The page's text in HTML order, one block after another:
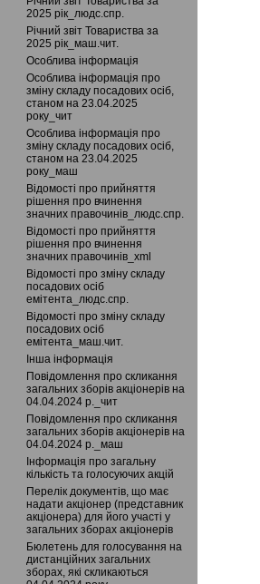
2025 рік_людс.спр.
Річний звіт Товариства за
2025 рік_маш.чит.
Особлива інформація
Особлива інформація про
зміну складу посадових осіб,
станом на 23.04.2025
року_чит
Особлива інформація про
зміну складу посадових осіб,
станом на 23.04.2025
року_маш
Відомості про прийняття
рішення про вчинення
значних правочинів_людс.спр.
Відомості про прийняття
рішення про вчинення
значних правочинів_xml
Відомості про зміну складу
посадових осіб
емітента_людс.спр.
Відомості про зміну складу
посадових осіб
емітента_маш.чит.
Інша інформація
Повідомлення про скликання
загальних зборів акціонерів на
04.04.2024 р._чит
Повідомлення про скликання
загальних зборів акціонерів на
04.04.2024 р._маш
Інформація про загальну
кількість та голосуючих акцій
Перелік документів, що має
надати акціонер (представник
акціонера) для його участі у
загальних зборах акціонерів
Бюлетень для голосування на
дистанційних загальних
зборах, які скликаються